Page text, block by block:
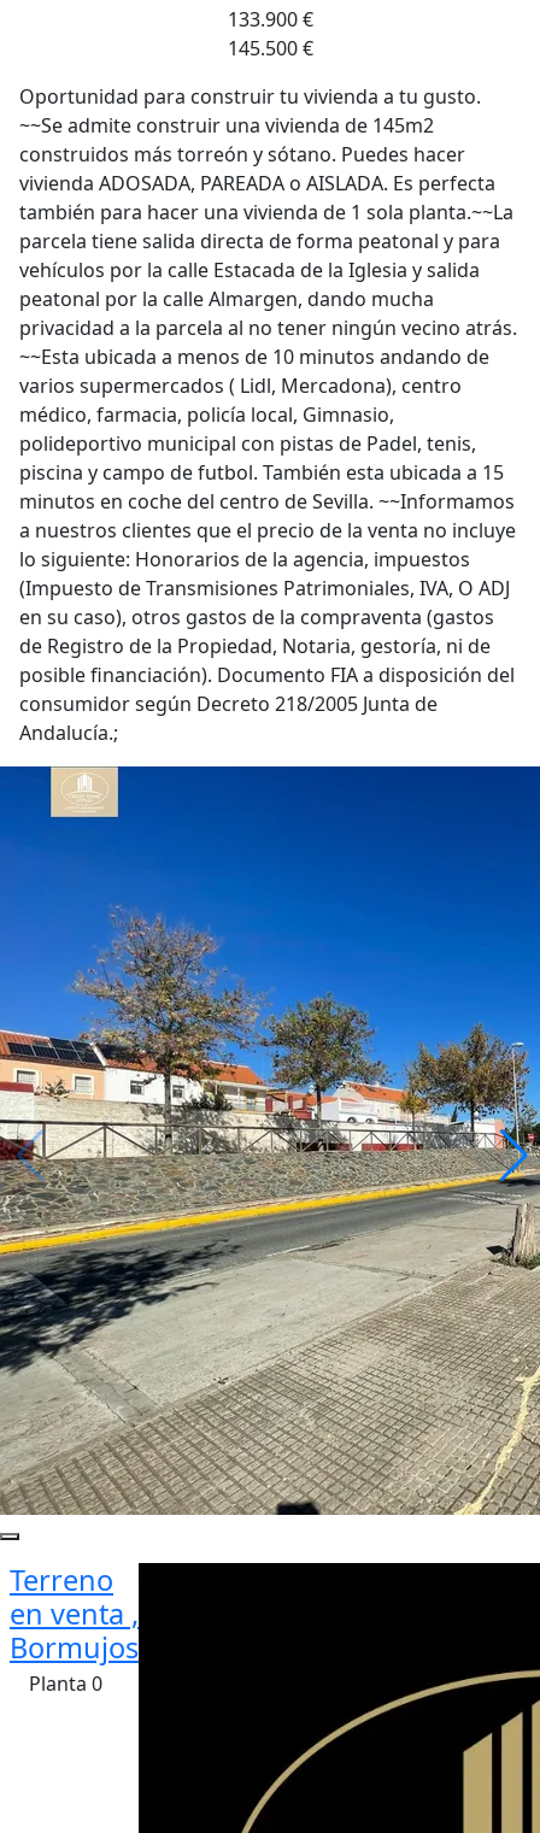
133.900 €
145.500 €
Oportunidad para construir tu vivienda a tu gusto.
~~Se admite construir una vivienda de 145m2
construidos más torreón y sótano. Puedes hacer
vivienda ADOSADA, PAREADA o AISLADA. Es perfecta
también para hacer una vivienda de 1 sola planta.~~La
parcela tiene salida directa de forma peatonal y para
vehículos por la calle Estacada de la Iglesia y salida
peatonal por la calle Almargen, dando mucha
privacidad a la parcela al no tener ningún vecino atrás.
~~Esta ubicada a menos de 10 minutos andando de
varios supermercados ( Lidl, Mercadona), centro
médico, farmacia, policía local, Gimnasio,
polideportivo municipal con pistas de Padel, tenis,
piscina y campo de futbol. También esta ubicada a 15
minutos en coche del centro de Sevilla. ~~Informamos
a nuestros clientes que el precio de la venta no incluye
lo siguiente: Honorarios de la agencia, impuestos
(Impuesto de Transmisiones Patrimoniales, IVA, O ADJ
en su caso), otros gastos de la compraventa (gastos
de Registro de la Propiedad, Notaria, gestoría, ni de
posible financiación). Documento FIA a disposición del
consumidor según Decreto 218/2005 Junta de
Andalucía.;
Terreno
en venta ,
Bormujos
Planta 0